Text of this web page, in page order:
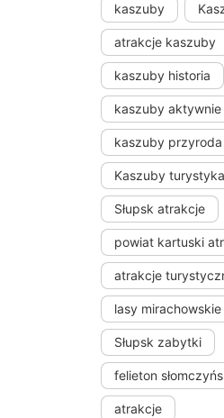
kaszuby
atrakcje kaszuby
kaszuby historia
kaszuby aktywnie
kaszuby przyroda
Kaszuby turystyka
Słupsk atrakcje
powiat kartuski
atrakcje
lasy mirachowskie
Słupsk zabytki
felieton
atrakcje